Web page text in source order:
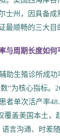
士州，因具备成
最顺畅的三大目
与周期长度如何
助生殖诊所成
”为核心指标。
者单次活产率
覆盖美国本土，
言沟通、时差